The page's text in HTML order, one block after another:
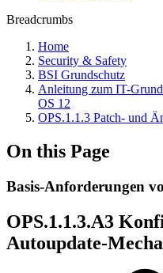
Breadcrumbs
Home
Security & Safety
BSI Grundschutz
Anleitung zum IT-
OS 12
OPS.1.1.3 Patch- und
On this Page
Basis-Anforderungen
OPS.1.1.3.A3
Autoupdate-